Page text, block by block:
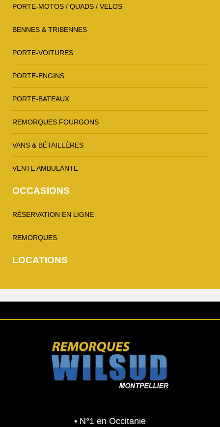
PORTE-MOTOS / QUADS / VELOS
BENNES & TRIBENNES
PORTE-VOITURES
PORTE-ENGINS
PORTE-BATEAUX
REMORQUES FOURGONS
VANS & BÉTAILLÈRES
VENTE AMBULANTE
OCCASIONS
RÉSERVATION EN LIGNE
REMORQUES
LOCATIONS
• N°1 en Occitanie